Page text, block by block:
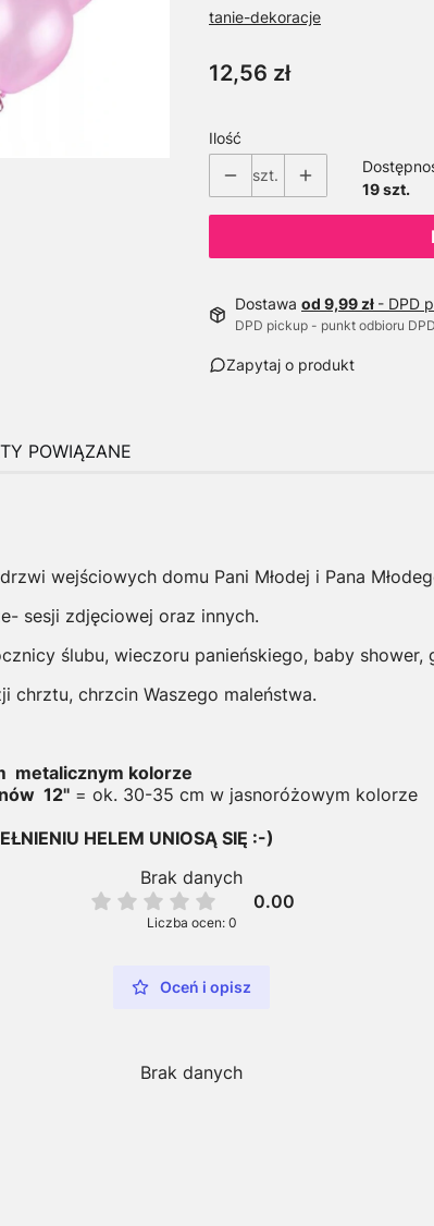
tanie-dekoracje
Cena
12,56 zł
Ilość
szt.
19 szt.
Dostawa od 9,99 zł - DPD
DPD pickup - punkt odbioru DPD
Zapytaj o produkt
POWIĄZANE
wejściowych domu Pani Młodej i Pana
sesji zdjęciowej oraz innych.
ślubu, wieczoru panieńskiego, baby shower,
chrztu, chrzcin Waszego maleństwa.
metalicznym kolorze
12'' = ok. 30-35 cm w jasnoróżowym kolorze
HELEM UNIOSĄ SIĘ :-)
Brak danych
0.00
Liczba ocen: 0
Oceń i opisz
Brak danych